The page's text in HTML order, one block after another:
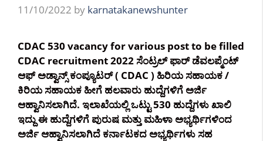
11/10/2022 by karnatakanewshunter
CDAC 530 vacancy for various post to be filled
CDAC recruitment 2022 ಸೆಂಟ್ರಲ್ ಫಾರ್ ಡೆವಲಪ್ಮೆಂಟ್
ಆಫ್ ಅಡ್ವಾನ್ಸ್ ಕಂಪ್ಯೂಟರ್ ( CDAC ) ಹಿರಿಯ ಸಹಾಯಕ /
ಕಿರಿಯ ಸಹಾಯಕ ಹೀಗೆ ಹಲವಾರು ಹುದ್ದೆಗಳಿಗೆ ಅರ್ಜಿ
ಆಹ್ವಾನಿಸಲಾಗಿದೆ. ಇಲಾಖೆಯಲ್ಲಿ ಒಟ್ಟು 530 ಹುದ್ದೆಗಳು ಖಾಲಿ
ಇದ್ದು ಈ ಹುದ್ದೆಗಳಿಗೆ ಪುರುಷ ಮತ್ತು ಮಹಿಳಾ ಅಭ್ಯರ್ಥಿಗಳಿಂದ
ಅರ್ಜಿ ಆಹ್ವಾನಿಸಲಾಗಿದೆ ಕರ್ನಾಟಕದ ಅಭ್ಯರ್ಥಿಗಳು ಸಹ